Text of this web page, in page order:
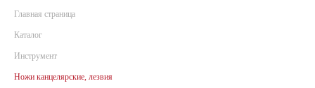
Главная страница
Каталог
Инструмент
Ножи канцелярские, лезвия